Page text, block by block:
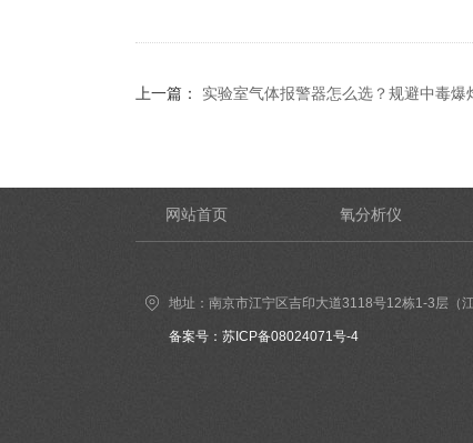
上一篇： 实验室气体报警器怎么选？规避中毒爆
网站首页 氧分析仪
地址：南京市江宁区吉印大道3118号12栋1-3层（江
备案号：苏ICP备08024071号-4